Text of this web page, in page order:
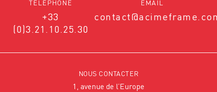
TÉLÉPHONE
+33
(0)3.21.10.25.30
EMAIL
NOUS CONTACTER
1, avenue de l’Europe